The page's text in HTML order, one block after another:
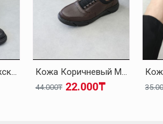
Кожа Черный Мужская Повседневная Обувь 126MA137 Кожа Коричневый Мужская Повседневная Обувь 126MA137
22.000₸
44.000₸